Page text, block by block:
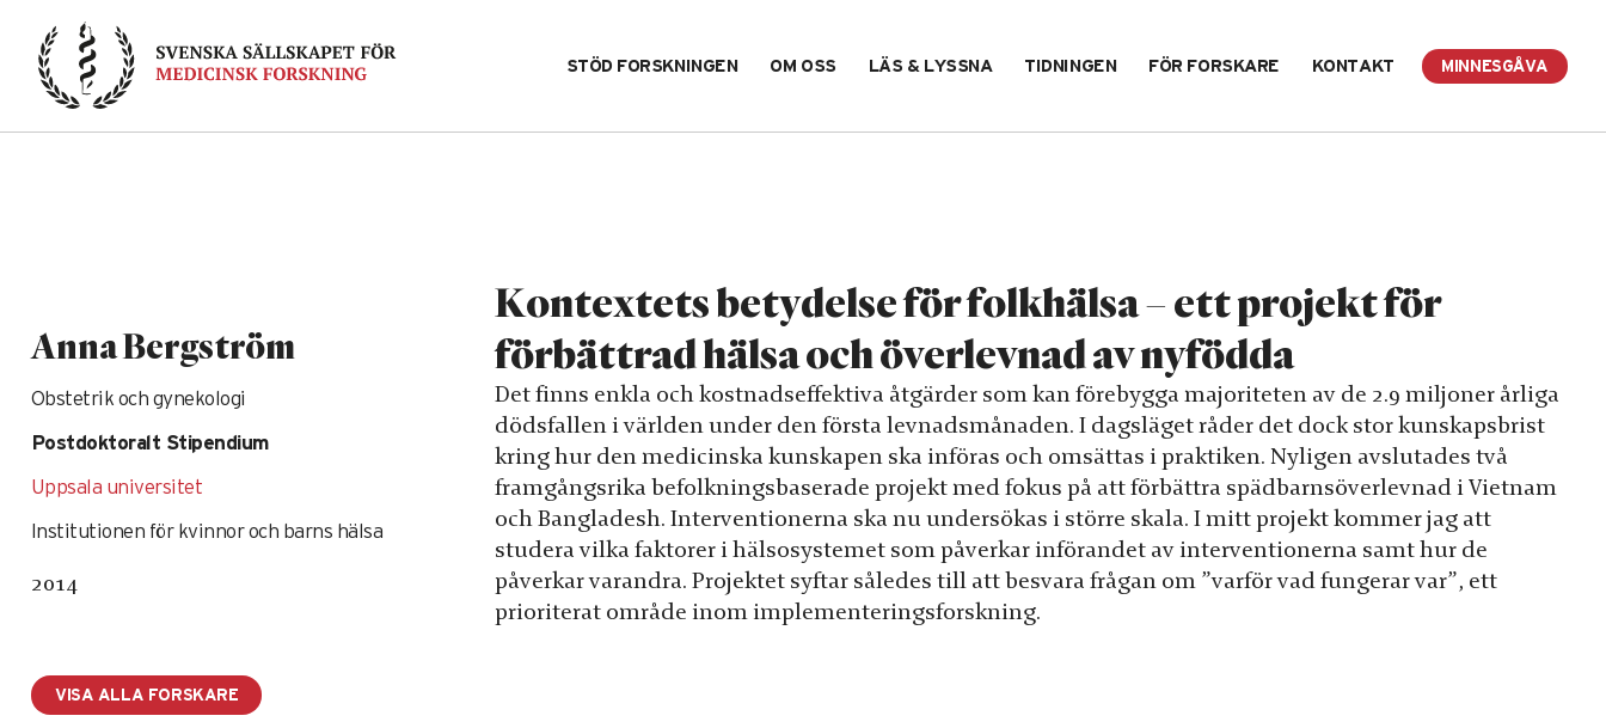
content
STÖD FORSKNINGEN OM OSS LÄS & LYSSNA TIDNINGEN FÖR FORSKARE KONTAKT MINNESGÅVA
Anna Bergström
Obstetrik och gynekologi
Postdoktoralt Stipendium
Uppsala universitet
Institutionen för kvinnor och barns hälsa
2014
Kontextets betydelse för folkhälsa – ett projekt för
förbättrad hälsa och överlevnad av nyfödda
Det finns enkla och kostnadseffektiva åtgärder som kan förebygga majoriteten av de 2.9 miljoner årliga
dödsfallen i världen under den första levnadsmånaden. I dagsläget råder det dock stor kunskapsbrist
kring hur den medicinska kunskapen ska införas och omsättas i praktiken. Nyligen avslutades två
framgångsrika befolkningsbaserade projekt med fokus på att förbättra spädbarnsöverlevnad i Vietnam
och Bangladesh. Interventionerna ska nu undersökas i större skala. I mitt projekt kommer jag att
studera vilka faktorer i hälsosystemet som påverkar införandet av interventionerna samt hur de
påverkar varandra. Projektet syftar således till att besvara frågan om ”varför vad fungerar var”, ett
prioriterat område inom implementeringsforskning.
VISA ALLA FORSKARE